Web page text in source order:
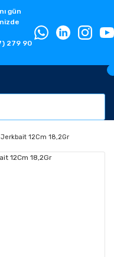
gün
279 90
12Cm 18,2Gr